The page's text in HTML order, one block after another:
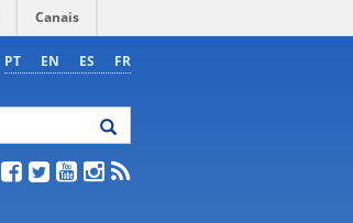
Canais
PT EN ES FR